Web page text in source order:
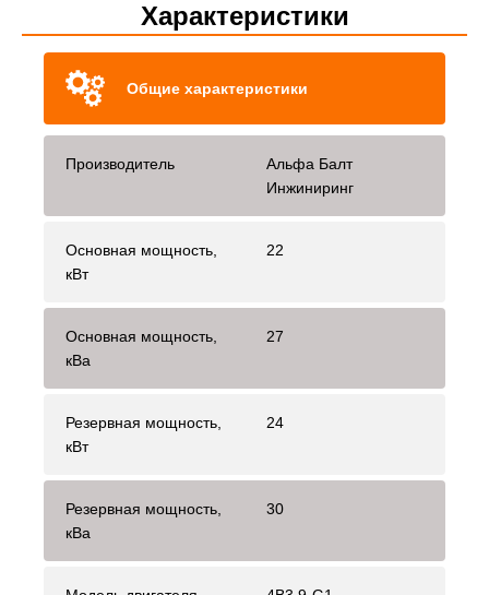
Характеристики
Общие характеристики
Производитель
Альфа Балт
Инжиниринг
Основная мощность,
кВт
22
Основная мощность,
кВа
27
Резервная мощность,
кВт
24
Резервная мощность,
кВа
30